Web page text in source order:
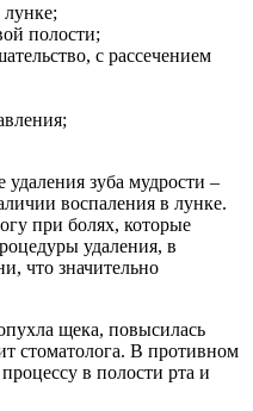
полости;
с рассечением
зуба мудрости –
воспаления в лунке.
при болях, которые
удаления, в
что значительно
щека, повысилась
стоматолога. В противном
в полости рта и